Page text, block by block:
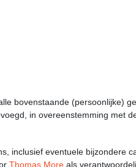
bovenstaande (persoonlijke)
in overeenstemming met
inclusief eventuele bijzondere
Thomas More als